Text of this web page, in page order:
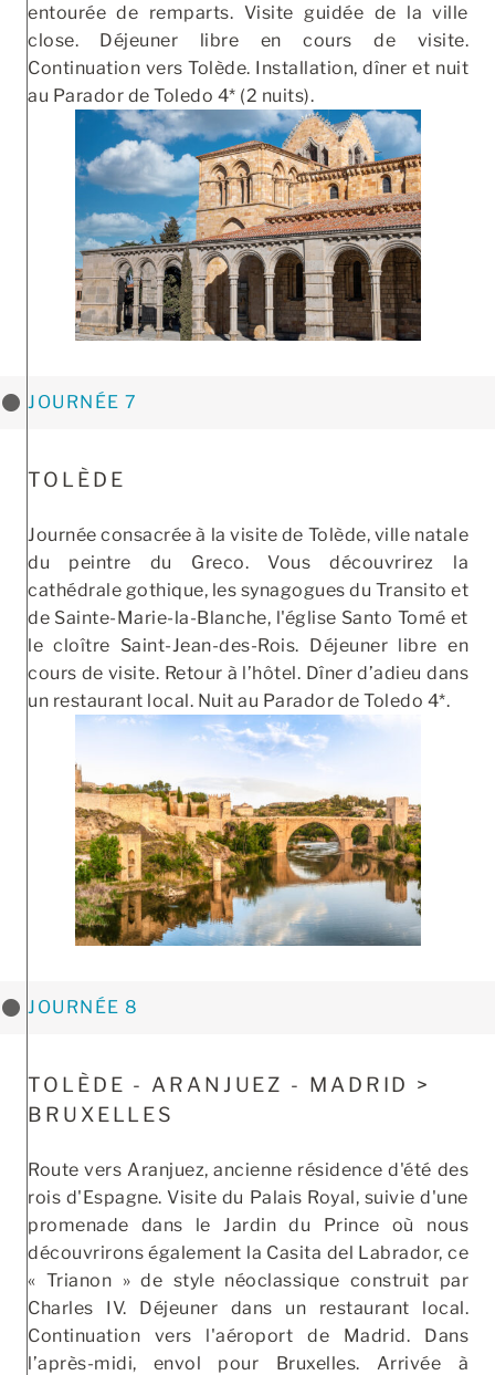
entourée de remparts. Visite guidée de la ville
close. Déjeuner libre en cours de visite.
Continuation vers Tolède. Installation, dîner et nuit
au Parador de Toledo 4* (2 nuits).
JOURNÉE 7
TOLÈDE
Journée consacrée à la visite de Tolède, ville natale
du peintre du Greco. Vous découvrirez la
cathédrale gothique, les synagogues du Transito et
de Sainte-Marie-la-Blanche, l'église Santo Tomé et
le cloître Saint-Jean-des-Rois. Déjeuner libre en
cours de visite. Retour à l’hôtel. Dîner d’adieu dans
un restaurant local. Nuit au Parador de Toledo 4*.
JOURNÉE 8
TOLÈDE - ARANJUEZ - MADRID >
BRUXELLES
Route vers Aranjuez, ancienne résidence d'été des
rois d'Espagne. Visite du Palais Royal, suivie d'une
promenade dans le Jardin du Prince où nous
découvrirons également la Casita del Labrador, ce
« Trianon » de style néoclassique construit par
Charles IV. Déjeuner dans un restaurant local.
Continuation vers l'aéroport de Madrid. Dans
l’après-midi, envol pour Bruxelles. Arrivée à